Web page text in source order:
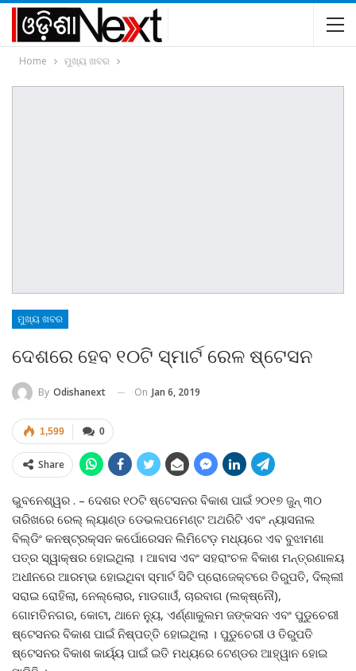
Home ମୁଖ୍ୟ ଖବର
ମୁଖ୍ୟ ଖବର
ଦେଶରେ ହେବ ୧୦ଟି ସ୍ମାର୍ଟ ରେଳ ଷ୍ଟେସନ
By Odishanext On Jan 6, 2019
0
1,599
Share
ଭୁବନେଶ୍ୱର . – ଦେଶର ୧୦ଟି ଷ୍ଟେସନର ବିକାଶ ପାଇଁ ୨୦୧୭ ଜୁନ୍ ୩୦
ତାରିଖରେ ରେଲ୍ ଲ୍ୟାଣ୍ଡ ଡେଭଲପମେଣ୍ଟ ଅଥରିଟି ଏବଂ ନ୍ୟାସନାଲ
ବିଲ୍ଡିଂ କନଷ୍ଟ୍ରକ୍ସନ କର୍ପୋରେସନ ଲିମିଟେଡ଼ ମଧ୍ୟରେ ଏବ ବୁଝାମଣା
ପତ୍ର ସ୍ୱାକ୍ଷର ହୋଇଥିଲା । ଆବାସ ଏବଂ ସହରାଂଚଳ ବିକାଶ ମନ୍ତ୍ରଣାଳୟ
ଅଧୀନରେ ଆରମ୍ଭ ହୋଇଥିବା ସ୍ମାର୍ଟ ସିଟି ପ୍ରୋଜେକ୍ଟରେ ତିରୁପତି, ଦିଲ୍ଲୀ
ସରାଇ ରୋହିଲା, ନେଲ୍ଲୋର, ମାଡଗାଓଁ, ଚାରବାଗ (ଲକ୍ଷ୍ନୌ),
ଗୋମତିନଗର, କୋଟା, ଥାନେ ନ୍ୟୁ, ଏର୍ଣ୍ଣାକୁଲମ ଜଙ୍କସନ ଏବଂ ପୁଡୁଚେରୀ
ଷ୍ଟେସନର ବିକାଶ ପାଇଁ ନିଷ୍ପତ୍ତି ହୋଇଥିଲା । ପୁଡୁଚେରୀ ଓ ତିରୁପତି
ଷ୍ଟେସନର ବିକାଶ କାର୍ୟ୍ୟ ପାଇଁ ଇତି ମଧ୍ୟରେ ଟେଣ୍ଡର ଆହ୍ୱାନ ହୋଇ